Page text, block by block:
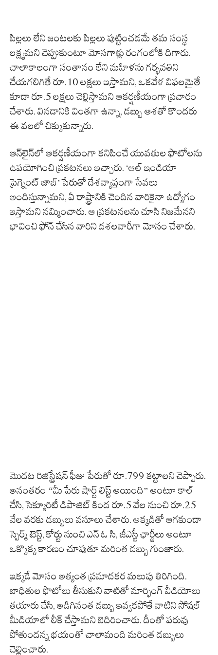
పిల్లలు లేని జంటలకు పిల్లలు పుట్టించడమే తమ సంస్థ
లక్ష్యమని చెప్పుకుంటూ మోసగాళ్లు రంగంలోకి దిగారు.
చాలాకాలంగా సంతానం లేని మహిళను గర్భవతిని
చేయగలిగితే రూ.10 లక్షలు ఇస్తామని, ఒకవేళ విఫలమైతే
కూడా రూ.5 లక్షలు చెల్లిస్తామని ఆకర్షణీయంగా ప్రచారం
చేశారు. వినడానికి వింతగా ఉన్నా, డబ్బు ఆశతో కొందరు
ఈ వలలో చిక్కుకున్నారు.
ఆన్‌లైన్‌లో ఆకర్షణీయంగా కనిపించే యువతుల ఫొటోలను
ఉపయోగించి ప్రకటనలు ఇచ్చారు. ‘ఆల్ ఇండియా
ప్రెగ్నెంట్ జాబ్’ పేరుతో దేశవ్యాప్తంగా సేవలు
అందిస్తున్నామని, ఏ రాష్ట్రానికి చెందిన వారికైనా ఉద్యోగం
ఇస్తామని నమ్మించారు. ఆ ప్రకటనలను చూసి నిజమేనని
భావించి ఫోన్ చేసిన వారిని దశలవారీగా మోసం చేశారు.
మొదట రిజిస్ట్రేషన్ ఫీజు పేరుతో రూ.799 కట్టాలని చెప్పారు.
అనంతరం “మీ పేరు షార్ట్ లిస్ట్ అయింది” అంటూ కాల్
చేసి, సెక్యూరిటీ డిపాజిట్ కింద రూ.5 వేల నుంచి రూ.25
వేల వరకు డబ్బులు వసూలు చేశారు. అక్కడితో ఆగకుండా
స్పెర్మ్ టెస్ట్, కోర్టు నుంచి ఎన్ ఓ సి, జీఎస్టీ ఛార్జీలు అంటూ
ఒక్కొక్క కారణం చూపుతూ మరింత డబ్బు గుంజారు.
ఇక్కడే మోసం అత్యంత ప్రమాదకర మలుపు తిరిగింది.
బాధితుల ఫొటోలు తీసుకుని వాటితో మార్ఫింగ్ వీడియోలు
తయారు చేసి, అడిగినంత డబ్బు ఇవ్వకపోతే వాటిని సోషల్
మీడియాలో లీక్ చేస్తామని బెదిరించారు. దీంతో పరువు
పోతుందన్న భయంతో చాలామంది మరింత డబ్బులు
చెల్లించారు.